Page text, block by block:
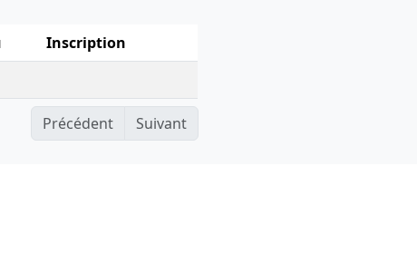
Inscription
Précédent Suivant